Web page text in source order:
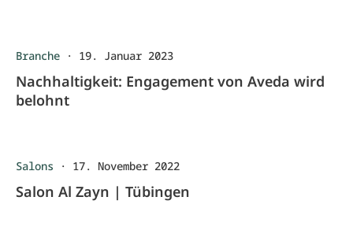
Branche · 19. Januar 2023
Nachhaltigkeit: Engagement von Aveda wird
belohnt
Salons · 17. November 2022
Salon Al Zayn | Tübingen